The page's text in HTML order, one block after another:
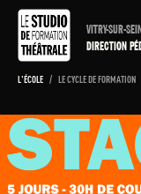
VITRY-SUR-
DIRECTION
L'ÉCOLE / LE CYCLE DE FORMATION